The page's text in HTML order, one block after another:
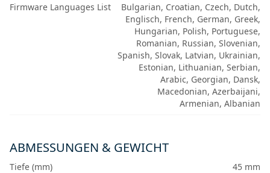
Firmware Languages List
Bulgarian, Croatian, Czech, Dutch,
Englisch, French, German, Greek,
Hungarian, Polish, Portuguese,
Romanian, Russian, Slovenian,
Spanish, Slovak, Latvian, Ukrainian,
Estonian, Lithuanian, Serbian,
Arabic, Georgian, Dansk,
Macedonian, Azerbaijani,
Armenian, Albanian
ABMESSUNGEN & GEWICHT
Tiefe (mm)
45 mm